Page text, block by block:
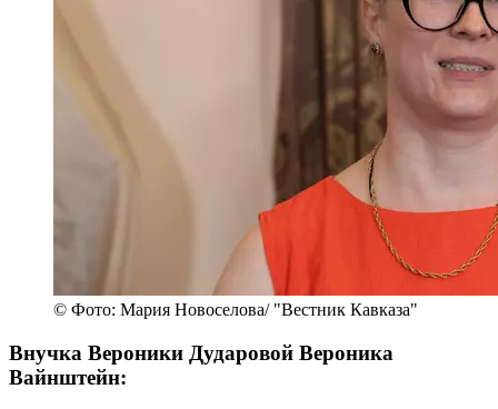
© Фото: Мария Новоселова/ "Вестник Кавказа"
Внучка Вероники Дударовой Вероника
Вайнштейн: